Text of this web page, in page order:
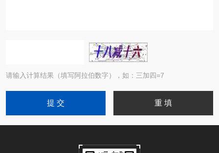
请输入计算结果（填写阿拉伯数字），如：三加四=7